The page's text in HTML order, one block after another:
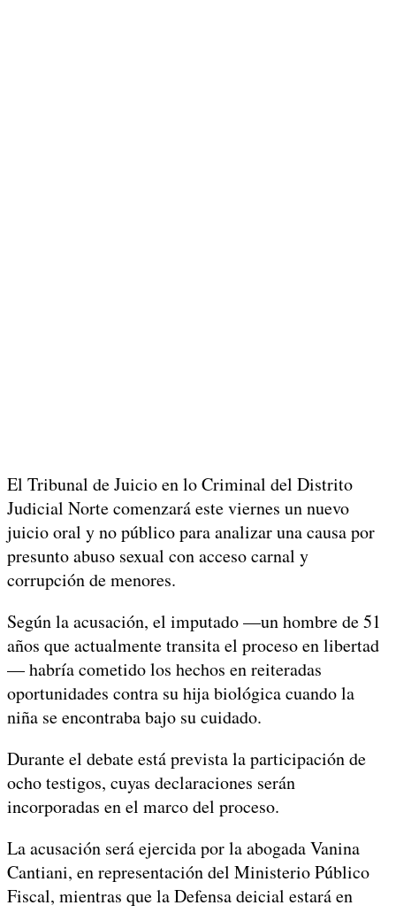
El Tribunal de Juicio en lo Criminal del Distrito
Judicial Norte comenzará este viernes un nuevo
juicio oral y no público para analizar una causa por
presunto abuso sexual con acceso carnal y
corrupción de menores.
Según la acusación, el imputado —un hombre de 51
años que actualmente transita el proceso en libertad
— habría cometido los hechos en reiteradas
oportunidades contra su hija biológica cuando la
niña se encontraba bajo su cuidado.
Durante el debate está prevista la participación de
ocho testigos, cuyas declaraciones serán
incorporadas en el marco del proceso.
La acusación será ejercida por la abogada Vanina
Cantiani, en representación del Ministerio Público
Fiscal, mientras que la Defensa deicial estará en